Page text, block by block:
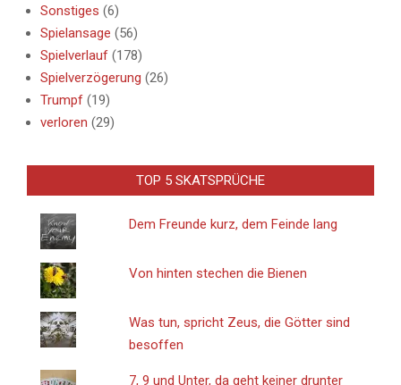
Sonstiges (6)
Spielansage (56)
Spielverlauf (178)
Spielverzögerung (26)
Trumpf (19)
verloren (29)
TOP 5 SKATSPRÜCHE
Dem Freunde kurz, dem Feinde lang
Von hinten stechen die Bienen
Was tun, spricht Zeus, die Götter sind
besoffen
7, 9 und Unter, da geht keiner drunter